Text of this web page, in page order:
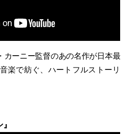
カーニー監督のあの名作が日本最
楽で紡ぐ、ハートフルストーリ